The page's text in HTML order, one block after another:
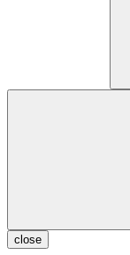
close